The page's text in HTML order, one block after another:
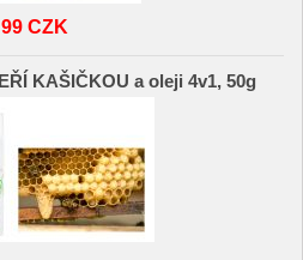
99 CZK
KAŠIČKOU a oleji 4v1, 50g